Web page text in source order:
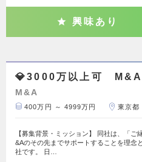
興味あり
💎3000万以上可 M&A
M&A
400万円 ～ 4999万円 東京都
【募集背景・ミッション】 同社は、「ご
&Aのその先までサポートすることを理念
社です。 日…